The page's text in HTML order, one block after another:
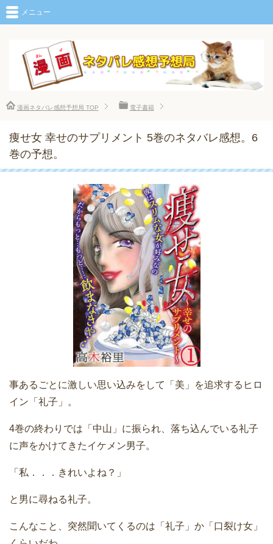
メニュー
漫画ネタバレ感想予想局 TOP 電子書籍
痩せ女 幸せのサプリメント 5巻のネタバレ感想。6
巻の予想。
事あるごとに激しい思い込みをして「美」を追求するヒロ
イン「礼子」。
4巻の終わりでは「中山」に振られ、落ち込んでいる礼子
に声をかけてきたイケメン男子。
「私．．．きれいよね？」
と男に尋ねる礼子。
こんなこと、突然聞いてくるのは「礼子」か「口裂け女」